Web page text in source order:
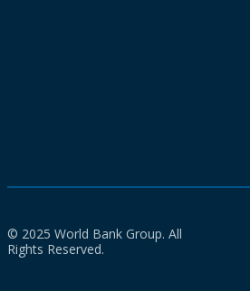
© 2025 World Bank Group. All
Rights Reserved.